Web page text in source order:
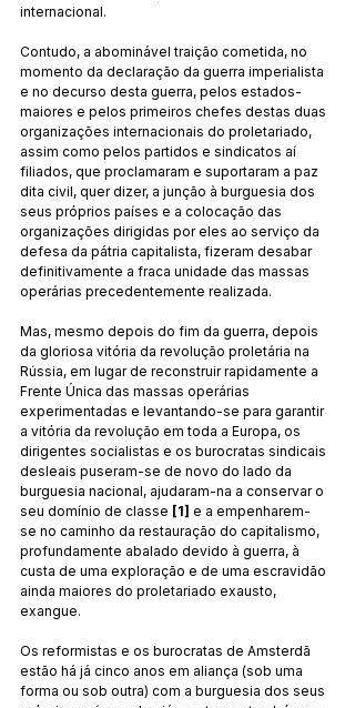
internacional.
Contudo, a abominável traição cometida, no
momento da declaração da guerra imperialista
e no decurso desta guerra, pelos estados-
maiores e pelos primeiros chefes destas duas
organizações internacionais do proletariado,
assim como pelos partidos e sindicatos aí
filiados, que proclamaram e suportaram a paz
dita civil, quer dizer, a junção à burguesia dos
seus próprios países e a colocação das
organizações dirigidas por eles ao serviço da
defesa da pátria capitalista, fizeram desabar
definitivamente a fraca unidade das massas
operárias precedentemente realizada.
Mas, mesmo depois do fim da guerra, depois
da gloriosa vitória da revolução proletária na
Rússia, em lugar de reconstruir rapidamente a
Frente Única das massas operárias
experimentadas e levantando-se para garantir
a vitória da revolução em toda a Europa, os
dirigentes socialistas e os burocratas sindicais
desleais puseram-se de novo do lado da
burguesia nacional, ajudaram-na a conservar o
seu domínio de classe [1] e a empenharem-
se no caminho da restauração do capitalismo,
profundamente abalado devido à guerra, à
custa de uma exploração e de uma escravidão
ainda maiores do proletariado exausto,
exangue.
Os reformistas e os burocratas de Amsterdã
estão há já cinco anos em aliança (sob uma
forma ou sob outra) com a burguesia dos seus